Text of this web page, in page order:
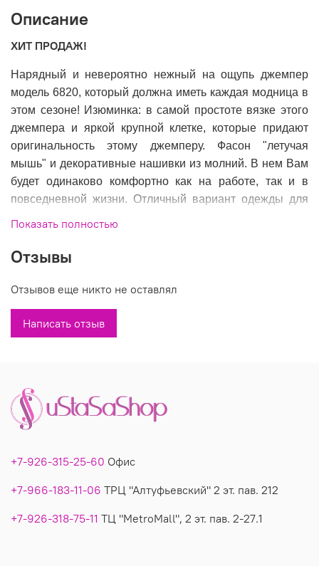
Описание
ХИТ ПРОДАЖ!
Нарядный и невероятно нежный на ощупь джемпер
модель 6820, который должна иметь каждая модница в
этом сезоне! Изюминка: в самой простоте вязке этого
джемпера и яркой крупной клетке, которые придают
оригинальность этому джемперу. Фасон "летучая
мышь" и декоративные нашивки из молний. В нем Вам
будет одинаково комфортно как на работе, так и в
повседневной жизни. Отличный вариант одежды для
Состав: 20%кашемир,50%район, 30%полиэстр
Вы можете купить недорого джемпер в клетку модель 6820 в
магазинах У Стаса. Модель 6820: описание, фото, состав,
Показать полностью
Отзывы
Отзывов еще никто не оставлял
Написать отзыв
+7-926-315-25-60 Офис
+7-966-183-11-06 ТРЦ "Алтуфьевский" 2 эт. пав. 212
+7-926-318-75-11 ТЦ "MetroMall", 2 эт. пав. 2-27.1